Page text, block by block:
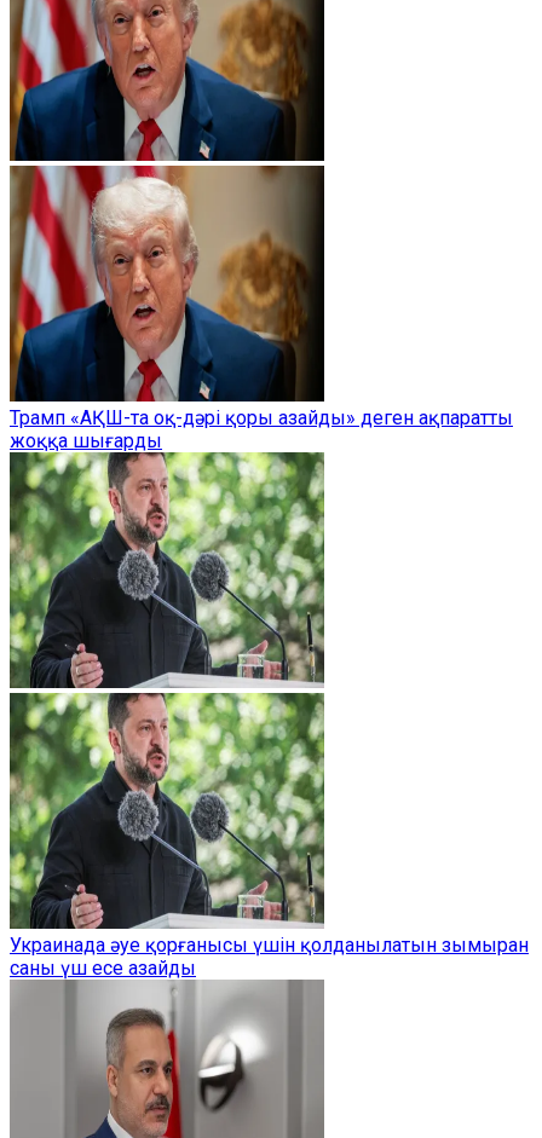
Трамп «АҚШ-та оқ-дәрі қоры азайды» деген ақпаратты
жоққа шығарды
Украинада әуе қорғанысы үшін қолданылатын зымыран
саны үш есе азайды